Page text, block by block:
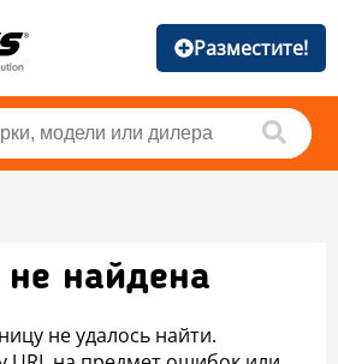
Разместите!
не найдена
не удалось найти.